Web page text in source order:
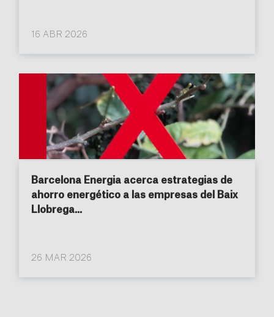
16 ABR 2026
Barcelona Energia acerca estrategias de
ahorro energético a las empresas del Baix
Llobrega...
26 MAR 2026